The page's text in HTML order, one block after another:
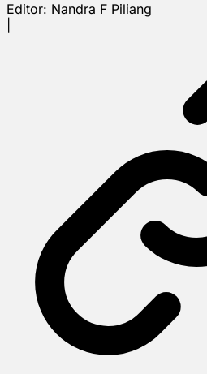
Editor: Nandra F Piliang